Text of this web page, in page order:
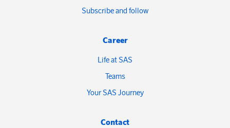
Subscribe and follow
Career
Life at SAS
Teams
Your SAS Journey
Contact